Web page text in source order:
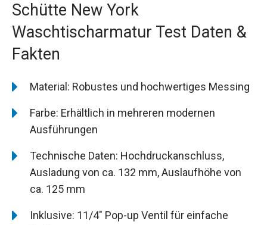
Schütte New York
Waschtischarmatur Test Daten &
Fakten
Material: Robustes und hochwertiges Messing
Farbe: Erhältlich in mehreren modernen
Ausführungen
Technische Daten: Hochdruckanschluss,
Ausladung von ca. 132 mm, Auslaufhöhe von
ca. 125 mm
Inklusive: 11/4″ Pop-up Ventil für einfache